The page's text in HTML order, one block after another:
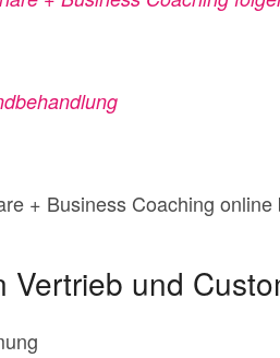
+ Business Coaching online
und